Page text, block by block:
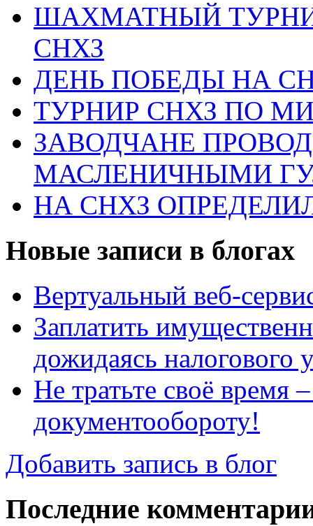
ШАХМАТНЫЙ
СНХЗ
ДЕНЬ ПОБЕДЫ НА
ТУРНИР СНХЗ ПО
ЗАВОДЧАНЕ
МАСЛЕНИЧНЫМИ
НА СНХЗ
Новые записи в блогах
Вертуальный веб-
Заплатить
дожидаясь налогового
Не тратьте своё время
документообороту!
Добавить запись в блог
Последние